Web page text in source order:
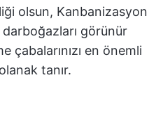
olsun, Kanbanizasyon
görünür
çabalarınızı en önemli
tanır.